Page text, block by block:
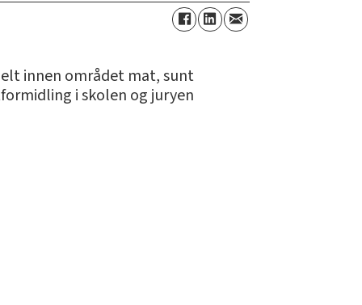
innen området mat, sunt
i skolen og juryen